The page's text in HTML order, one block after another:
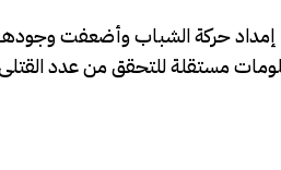
إمداد حركة الشباب وأضعفت
مستقلة للتحقق من عدد